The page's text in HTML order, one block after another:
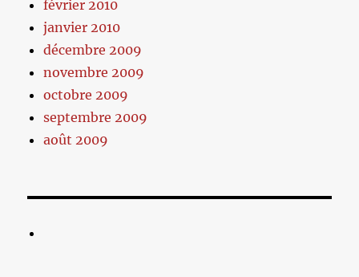
février 2010
janvier 2010
décembre 2009
novembre 2009
octobre 2009
septembre 2009
août 2009